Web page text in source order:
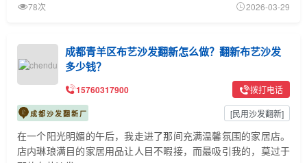
78次 2026-03-29
成都青羊区布艺沙发翻新怎么做？翻新布艺沙发
多少钱？
15760317900 拨打电话
成都沙发翻新厂 [民用沙发翻新]
在一个阳光明媚的午后，我走进了那间充满温馨氛围的家居店。
店内琳琅满目的家居用品让人目不暇接，而最吸引我的，莫过于